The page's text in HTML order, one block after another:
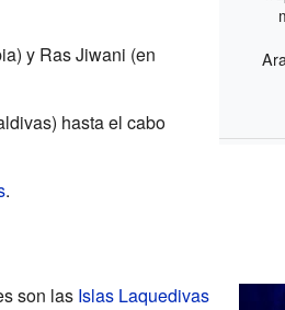
y Ras Jiwani (en
hasta el cabo
.
son las Islas Laquedivas